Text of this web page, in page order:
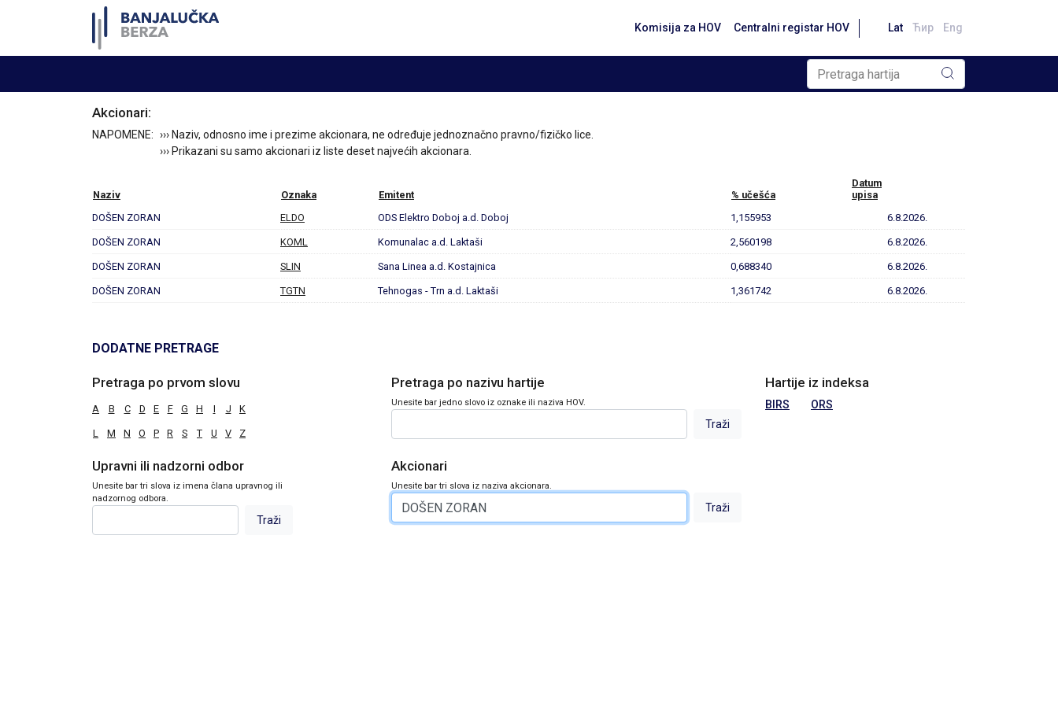
Komisija za HOV Centralni registar HOV Lat Ћир Eng
Akcionari:
NAPOMENE: ››› Naziv, odnosno ime i prezime akcionara, ne određuje jednoznačno pravno/fizičko lice.
››› Prikazani su samo akcionari iz liste deset najvećih akcionara.
Naziv Oznaka Emitent % učešća
Datum
upisa
DOŠEN ZORAN
ELDO ODS Elektro Doboj a.d. Doboj 1,155953 6.8.2026.
DOŠEN ZORAN KOML Komunalac a.d. Laktaši 2,560198 6.8.2026.
DOŠEN ZORAN SLIN Sana Linea a.d. Kostajnica 0,688340 6.8.2026.
DOŠEN ZORAN TGTN Tehnogas - Trn a.d. Laktaši 1,361742 6.8.2026.
DODATNE PRETRAGE
Pretraga po prvom slovu
A B C D E F G H I J K
L M N O P R S T U V Z
Pretraga po nazivu hartije
Unesite bar jedno slovo iz oznake ili naziva HOV.
Hartije iz indeksa
BIRS ORS
Upravni ili nadzorni odbor
Unesite bar tri slova iz imena člana upravnog ili
nadzornog odbora.
Akcionari
Unesite bar tri slova iz naziva akcionara.